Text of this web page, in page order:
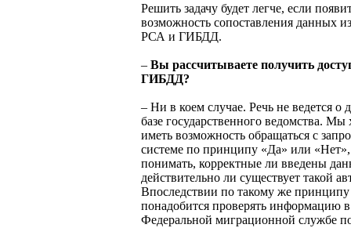
Решить задачу будет легче, если
возможность сопоставления данных
РСА и ГИБДД.
– Вы рассчитываете получить
ГИБДД?
– Ни в коем случае. Речь не ведется о
базе государственного ведомства. Мы
иметь возможность обращаться с
системе по принципу «Да» или
понимать, корректные ли введены
действительно ли существует такой
Впоследствии по такому же принципу
понадобится проверять информацию в
Федеральной миграционной службе